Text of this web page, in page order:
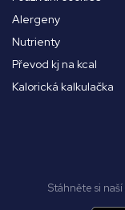
Alergeny
Nutrienty
Převod kj na kcal
Kalorická kalkulačka
Stáhněte si